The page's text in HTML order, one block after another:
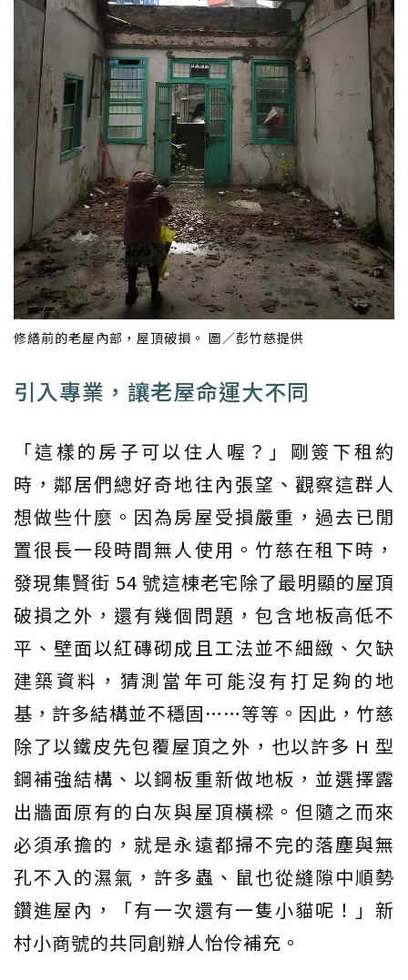
修繕前的老屋內部，屋頂破損。 圖／彭竹慈提供
引入專業，讓老屋命運大不同
「這樣的房子可以住人喔？」剛簽下租約
時，鄰居們總好奇地往內張望、觀察這群人
想做些什麼。因為房屋受損嚴重，過去已閒
置很長一段時間無人使用。竹慈在租下時，
發現集賢街 54 號這棟老宅除了最明顯的屋頂
破損之外，還有幾個問題，包含地板高低不
平、壁面以紅磚砌成且工法並不細緻、欠缺
建築資料，猜測當年可能沒有打足夠的地
基，許多結構並不穩固……等等。因此，竹慈
除了以鐵皮先包覆屋頂之外，也以許多 H 型
鋼補強結構、以鋼板重新做地板，並選擇露
出牆面原有的白灰與屋頂橫樑。但隨之而來
必須承擔的，就是永遠都掃不完的落塵與無
孔不入的濕氣，許多蟲、鼠也從縫隙中順勢
鑽進屋內，「有一次還有一隻小貓呢！」新
村小商號的共同創辦人怡伶補充。